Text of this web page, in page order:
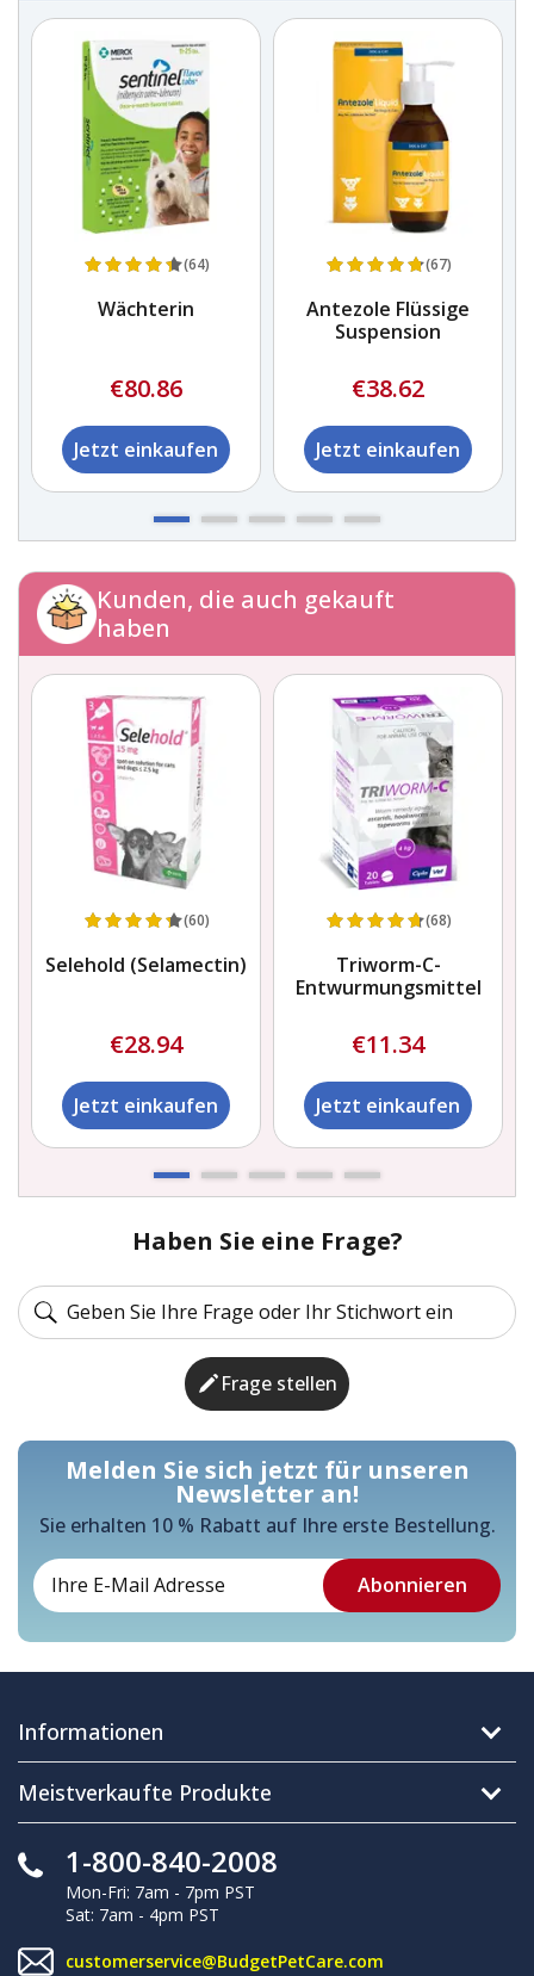
(64)
Wächterin
€80.86
Jetzt einkaufen
(67)
Antezole Flüssige
Suspension
€38.62
Jetzt einkaufen
Kunden, die auch gekauft
haben
(60)
Selehold (Selamectin)
€28.94
Jetzt einkaufen
(68)
Triworm-C-
Entwurmungsmittel
€11.34
Jetzt einkaufen
Haben Sie eine Frage?
Frage stellen
Melden Sie sich jetzt für unseren
Newsletter an!
Sie erhalten 10 % Rabatt auf Ihre erste Bestellung.
Informationen
Meistverkaufte Produkte
1-800-840-2008
Mon-Fri: 7am - 7pm PST
Sat: 7am - 4pm PST
customerservice@BudgetPetCare.com